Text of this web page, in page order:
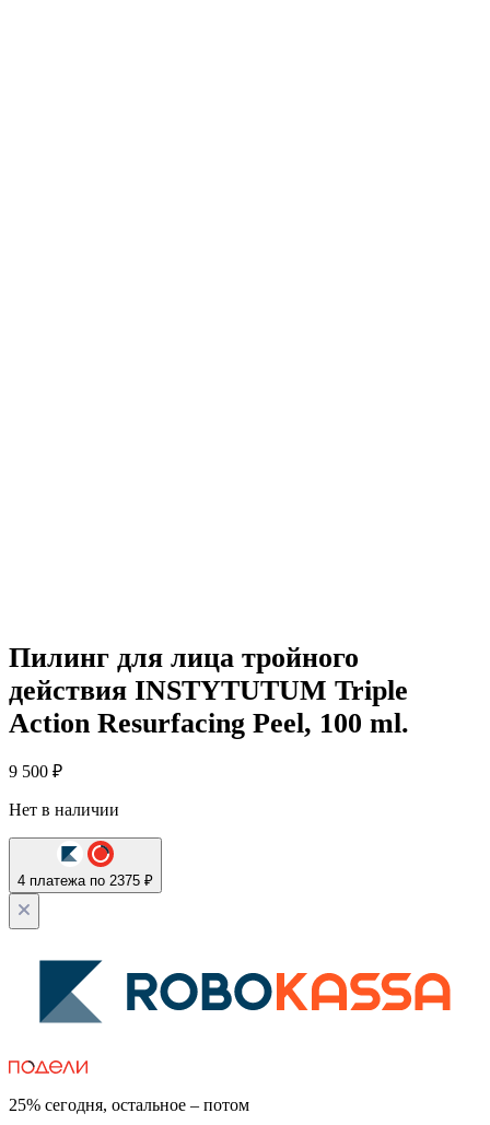
Пилинг для лица тройного
действия INSTYTUTUM Triple
Action Resurfacing Peel, 100 ml.
9 500 ₽
Нет в наличии
4 платежа по 2375 ₽
25% сегодня, остальное – потом